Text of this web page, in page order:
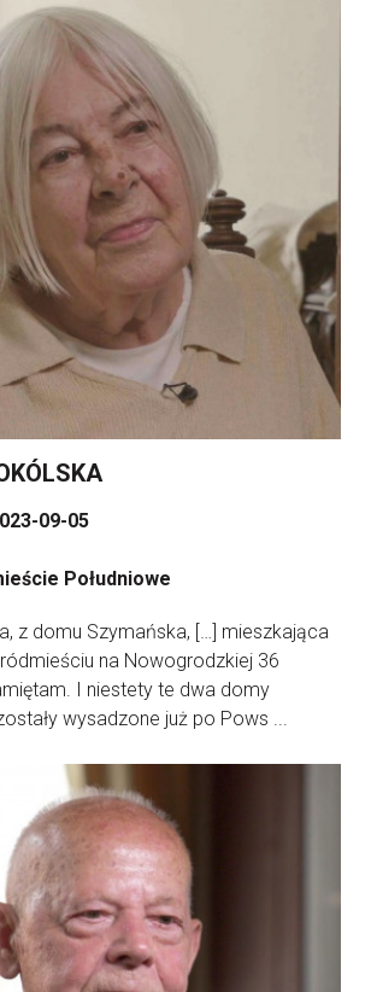
09-05
Południowe
z domu Szymańska, […] mieszkająca
na Nowogrodzkiej 36
I niestety te dwa domy
wysadzone już po Pows ...